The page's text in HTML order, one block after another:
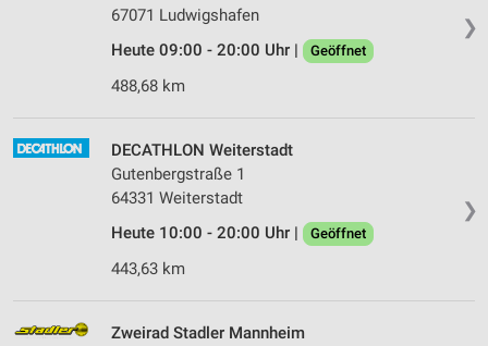
❯
67071 Ludwigshafen
Heute 09:00 - 20:00 Uhr |
Geöffnet
488,68 km
❯
DECATHLON Weiterstadt
Gutenbergstraße 1
64331 Weiterstadt
Heute 10:00 - 20:00 Uhr |
Geöffnet
443,63 km
Zweirad Stadler Mannheim